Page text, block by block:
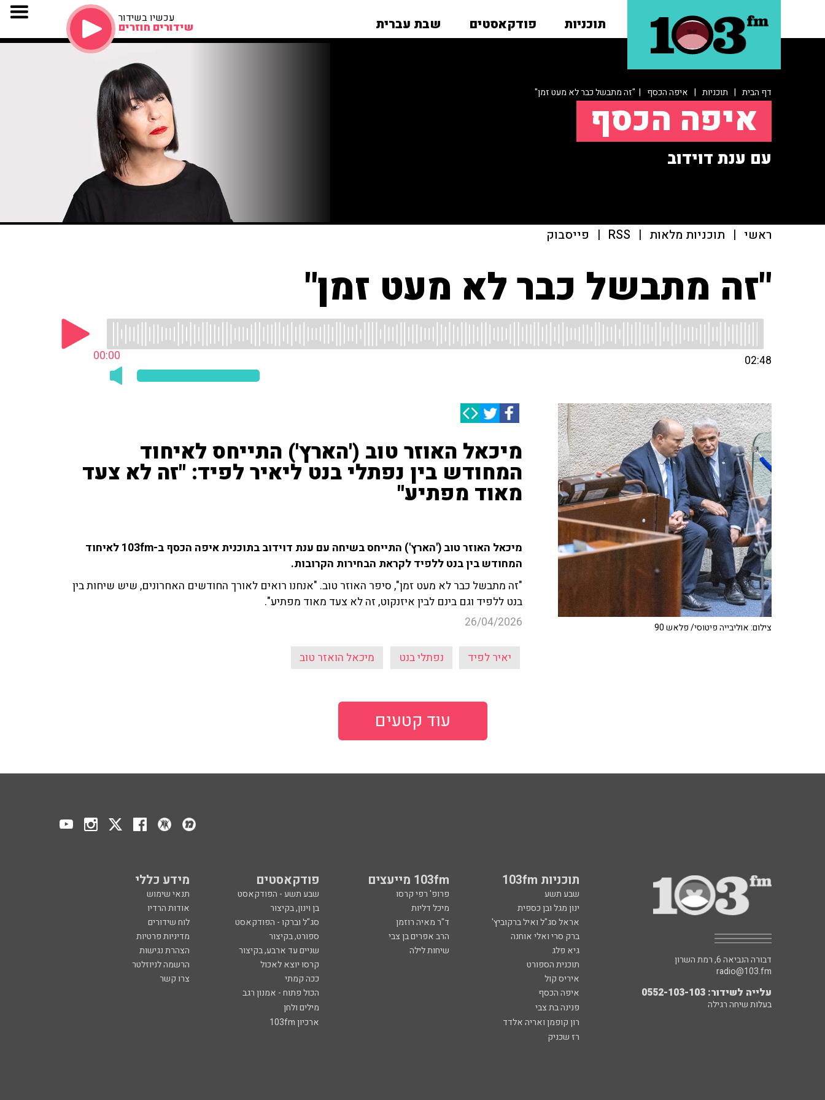
תוכניות פודקאסטים שבת עברית עכשיו בשידור
שידורים חוזרים
דף הבית | תוכניות | איפה הכסף | "זה מתבשל כבר לא מעט זמן"
איפה הכסף
עם ענת דוידוב
ראשי | תוכניות מלאות |
RSS
| פייסבוק
"זה מתבשל כבר לא מעט זמן"
00:00 02:48
מיכאל האוזר טוב ('הארץ') התייחס לאיחוד
המחודש בין נפתלי בנט ליאיר לפיד: "זה לא צעד
מאוד מפתיע"
מיכאל האוזר טוב ('הארץ') התייחס בשיחה עם ענת דוידוב בתוכנית איפה הכסף ב-103fm לאיחוד
המחודש בין בנט ללפיד לקראת הבחירות הקרובות.
"זה מתבשל כבר לא מעט זמן", סיפר האוזר טוב. "אנחנו רואים לאורך החודשים האחרונים, שיש שיחות בין
בנט ללפיד וגם בינם לבין איזנקוט, זה לא צעד מאוד מפתיע".
26/04/2026
יאיר לפיד נפתלי בנט מיכאל הואזר טוב
צילום: אוליבייה פיטוסי/ פלאש 90
עוד קטעים
תוכניות 103fm 103fm מייעצים פודקאסטים מידע כללי
שבע תשע פרופ' רפי קרסו שבע תשע - הפודקאסט
תנאי שימוש
ינון מגל ובן כספית
מיכל דליות בן וינון, בקיצור
אודות הרדיו
אראל סג"ל ואיל ברקוביץ'
ד"ר מאיה רוזמן סג"ל וברקו - הפודקאסט
לוח שידורים
ברק סרי ואלי אוחנה
הרב אפרים בן צבי ספורט, בקיצור
מדיניות פרטיות
גיא פלג
שיחות לילה שניים עד ארבע, בקיצור
הצהרת נגישות
תוכנית הספורט
קרסו יוצא לאכול
הרשמה לניוזלטר
איריס קול
ככה קמתי
צרו קשר
איפה הכסף
הכול פתוח - אמנון רגב
פנינה בת צבי
מילים ולחן
רון קופמן ואריה אלדד
ארכיון 103fm
רז שכניק
דבורה הנביאה 6, רמת השרון
radio@103.fm
עלייה לשידור: 0552-103-103
בעלות שיחה רגילה